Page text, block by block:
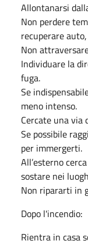
Allontanarsi
Non perdere
recuperare
Non
Individuare la
fuga.
Se
meno intenso.
Cercate una via
Se possibile
per immergerti.
All’esterno
sostare nei
Non ripararti in
Dopo l'incendio:
Rientra in casa